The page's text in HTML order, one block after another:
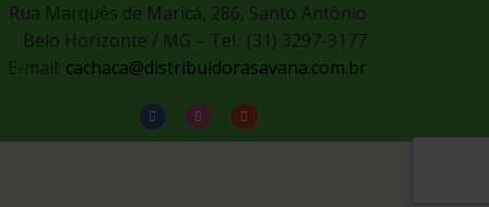
Rua Marquês de Maricá, 286, Santo Antônio
Belo Horizonte / MG – Tel.: (31) 3297-3177
E-mail: cachaca@distribuidorasavana.com.br